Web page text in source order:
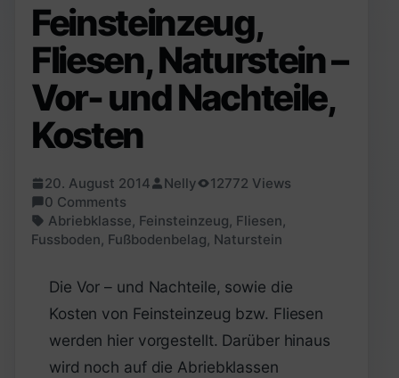
Feinsteinzeug,
Fliesen, Naturstein –
Vor- und Nachteile,
Kosten
20. August 2014 Nelly
12772 Views
0 Comments
Abriebklasse, Feinsteinzeug, Fliesen,
Fussboden, Fußbodenbelag, Naturstein
Die Vor – und Nachteile, sowie die
Kosten von Feinsteinzeug bzw. Fliesen
werden hier vorgestellt. Darüber hinaus
wird noch auf die Abriebklassen